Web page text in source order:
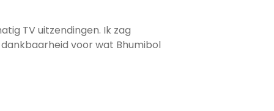
TV uitzendingen. Ik zag
voor wat Bhumibol